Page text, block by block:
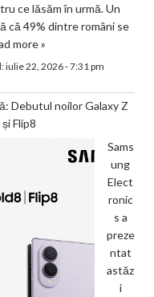
ce lăsăm în urmă. Un
că 49% dintre români se
more »
iulie 22, 2026 - 7:31 pm
Debutul noilor Galaxy Z
Flip8
Sams
ung
Elect
ronic
s a
preze
ntat
astăz
i